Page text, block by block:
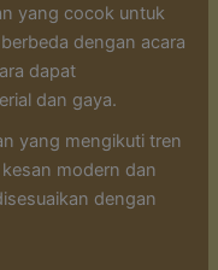
yang cocok untuk
dengan acara
dapat
dan gaya.
yang mengikuti tren
modern dan
dengan